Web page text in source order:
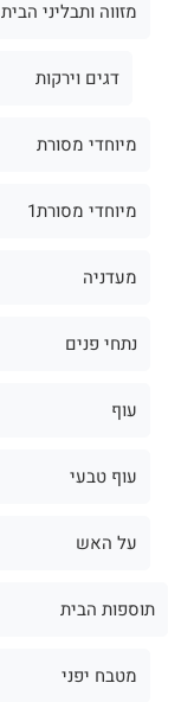
מזווה ותבליני הבית
דגים וירקות
מיוחדי מסורת
מיוחדי מסורת1
מעדניה
נתחי פנים
עוף
עוף טבעי
על האש
תוספות הבית
מטבח יפני